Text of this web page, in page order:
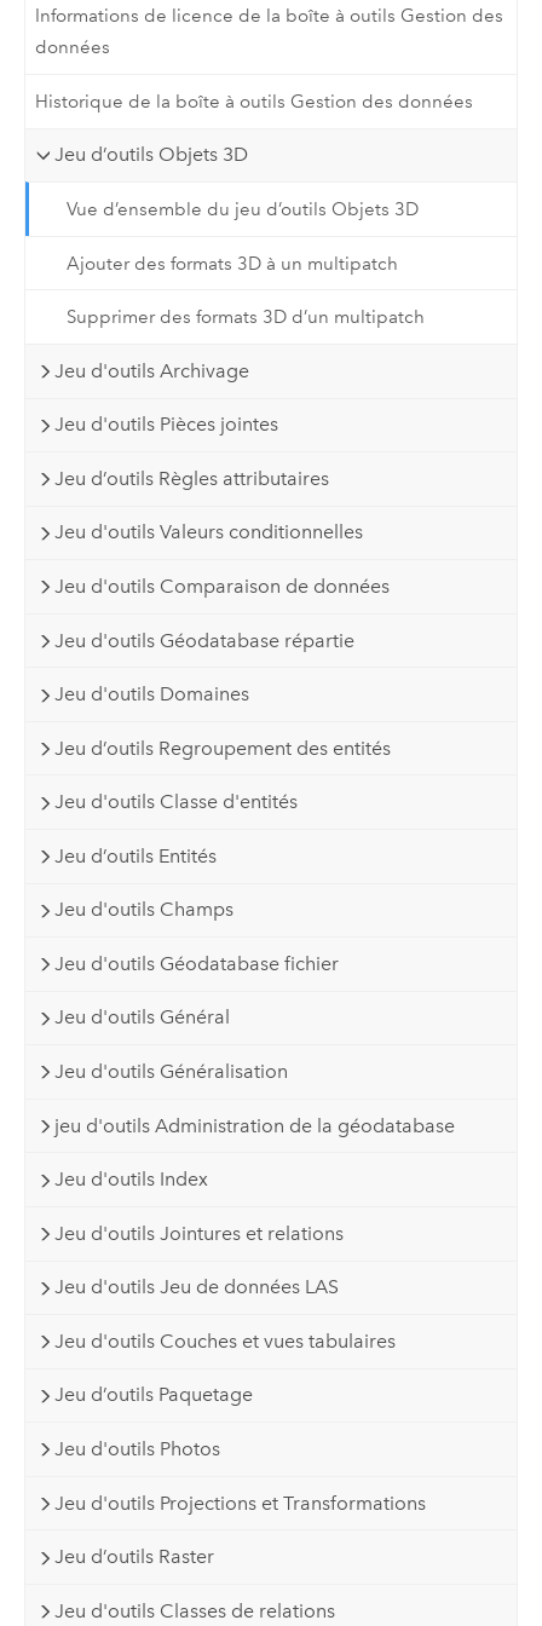
Informations de licence de la boîte à outils Gestion des
données
Historique de la boîte à outils Gestion des données
Jeu d’outils Objets 3D
Vue d’ensemble du jeu d’outils Objets 3D
Ajouter des formats 3D à un multipatch
Supprimer des formats 3D d’un multipatch
Jeu d'outils Archivage
Jeu d'outils Pièces jointes
Jeu d’outils Règles attributaires
Jeu d'outils Valeurs conditionnelles
Jeu d'outils Comparaison de données
Jeu d'outils Géodatabase répartie
Jeu d'outils Domaines
Jeu d’outils Regroupement des entités
Jeu d'outils Classe d'entités
Jeu d’outils Entités
Jeu d'outils Champs
Jeu d'outils Géodatabase fichier
Jeu d'outils Général
Jeu d'outils Généralisation
jeu d'outils Administration de la géodatabase
Jeu d'outils Index
Jeu d'outils Jointures et relations
Jeu d'outils Jeu de données LAS
Jeu d'outils Couches et vues tabulaires
Jeu d’outils Paquetage
Jeu d'outils Photos
Jeu d'outils Projections et Transformations
Jeu d’outils Raster
Jeu d'outils Classes de relations